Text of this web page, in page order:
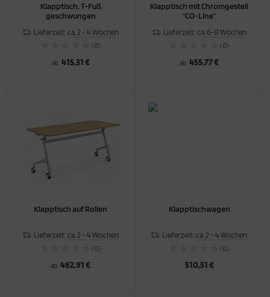
Klapptisch, T-Fuß
geschwungen
Lieferzeit: ca. 2 - 4 Wochen
(0)
ab 415,31 €
Klapptisch mit Chromgestell
"CO-Line"
Lieferzeit: ca. 6-8 Wochen
(0)
ab 455,77 €
Klapptisch auf Rollen
Lieferzeit: ca. 2 - 4 Wochen
(0)
ab 462,91 €
Klapptischwagen
Lieferzeit: ca. 2 - 4 Wochen
(0)
510,51 €